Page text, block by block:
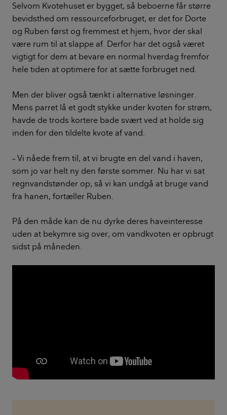
Selvom Kvotehuset er bygget, så beboerne får større
bevidsthed om ressourceforbruget, er det for Dorte
og Ruben først og fremmest et hjem, hvor der skal
være rum til at slappe af. Derfor har det også været
vigtigt for dem at bevare en normal hverdag fremfor
hele tiden at optimere for at sætte forbruget ned.
Men der bliver også tænkt i alternative løsninger.
Mens parret lå et godt stykke under kvoten for strøm,
havde de trods kortere bade svært ved at holde sig
inden for den tildelte kvote af vand.
– Vi nåede frem til, at vi brugte en del vand i haven,
som jo var helt ny den første sommer. Nu har vi sat
regnvandstønder op, så vi kan undgå at bruge vand
fra hanen, fortæller Ruben.
På den måde kan de nu dyrke deres haveinteresse
uden at bekymre sig over, om vandkvoten er opbrugt
sidst på måneden.